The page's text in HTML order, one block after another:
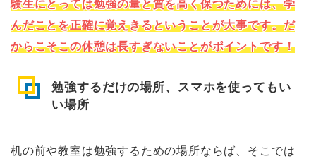
験生にとっては勉強の量と質を高く保つためには、学
んだことを正確に覚えきるということが大事です。だ
からこそこの休憩は長すぎないことがポイントです！
勉強するだけの場所、スマホを使ってもい
い場所
机の前や教室は勉強するための場所ならば、そこでは